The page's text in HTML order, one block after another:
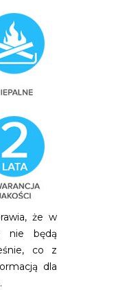
że w
nie będą
co z
dla